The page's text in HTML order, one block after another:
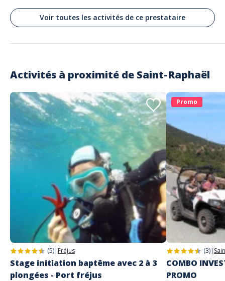
Voir toutes les activités de ce prestataire
Activités à proximité de Saint-Raphaël
(5)| Fréjus
Stage initiation baptême avec 2 à 3
plongées - Port fréjus
Promo
(3)|
COMBO
PROMO